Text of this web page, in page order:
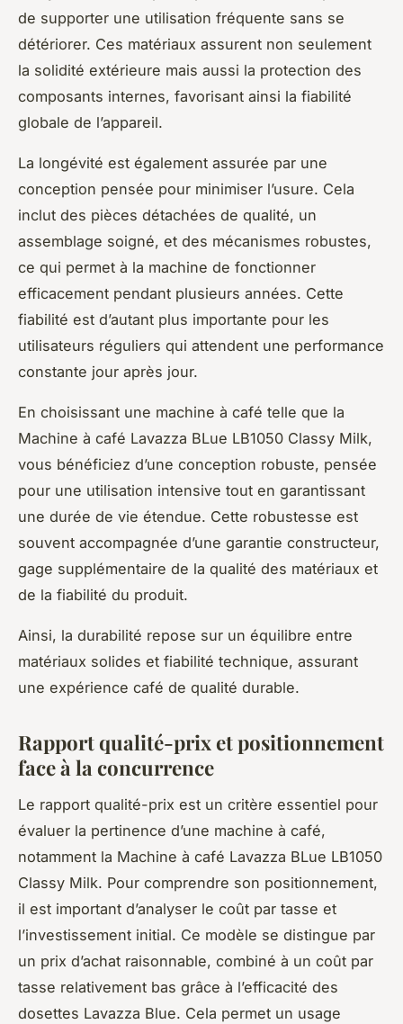
de supporter une utilisation fréquente sans se
détériorer. Ces matériaux assurent non seulement
la solidité extérieure mais aussi la protection des
composants internes, favorisant ainsi la fiabilité
globale de l’appareil.
La longévité est également assurée par une
conception pensée pour minimiser l’usure. Cela
inclut des pièces détachées de qualité, un
assemblage soigné, et des mécanismes robustes,
ce qui permet à la machine de fonctionner
efficacement pendant plusieurs années. Cette
fiabilité est d’autant plus importante pour les
utilisateurs réguliers qui attendent une performance
constante jour après jour.
En choisissant une machine à café telle que la
Machine à café Lavazza BLue LB1050 Classy Milk,
vous bénéficiez d’une conception robuste, pensée
pour une utilisation intensive tout en garantissant
une durée de vie étendue. Cette robustesse est
souvent accompagnée d’une garantie constructeur,
gage supplémentaire de la qualité des matériaux et
de la fiabilité du produit.
Ainsi, la durabilité repose sur un équilibre entre
matériaux solides et fiabilité technique, assurant
une expérience café de qualité durable.
Rapport qualité-prix et positionnement
face à la concurrence
Le rapport qualité-prix est un critère essentiel pour
évaluer la pertinence d’une machine à café,
notamment la Machine à café Lavazza BLue LB1050
Classy Milk. Pour comprendre son positionnement,
il est important d’analyser le coût par tasse et
l’investissement initial. Ce modèle se distingue par
un prix d’achat raisonnable, combiné à un coût par
tasse relativement bas grâce à l’efficacité des
dosettes Lavazza Blue. Cela permet un usage